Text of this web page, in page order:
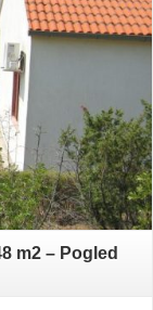
m2 – Pogled